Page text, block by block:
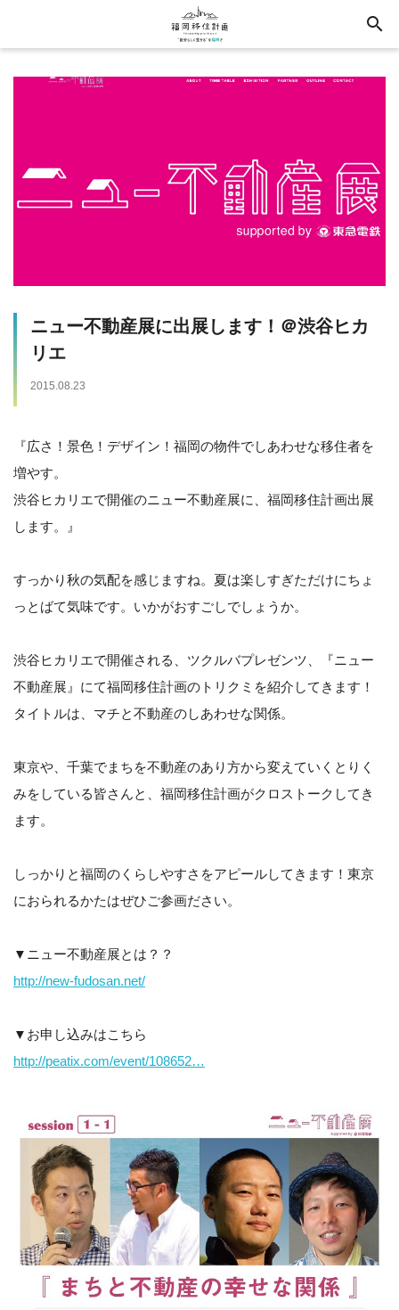
search
ニュー不動産展に出展します！＠渋谷ヒカ
リエ
2015.08.23
『広さ！景色！デザイン！福岡の物件でしあわせな移住者を
増やす。
渋谷ヒカリエで開催のニュー不動産展に、福岡移住計画出展
します。』
すっかり秋の気配を感じますね。夏は楽しすぎただけにちょ
っとばて気味です。いかがおすごしでしょうか。
渋谷ヒカリエで開催される、ツクルバプレゼンツ、『ニュー
不動産展』にて福岡移住計画のトリクミを紹介してきます！
タイトルは、マチと不動産のしあわせな関係。
東京や、千葉でまちを不動産のあり方から変えていくとりく
みをしている皆さんと、福岡移住計画がクロストークしてき
ます。
しっかりと福岡のくらしやすさをアピールしてきます！東京
におられるかたはぜひご参画ださい。
▼ニュー不動産展とは？？
http://new-fudosan.net/
▼お申し込みはこちら
http://peatix.com/event/108652…